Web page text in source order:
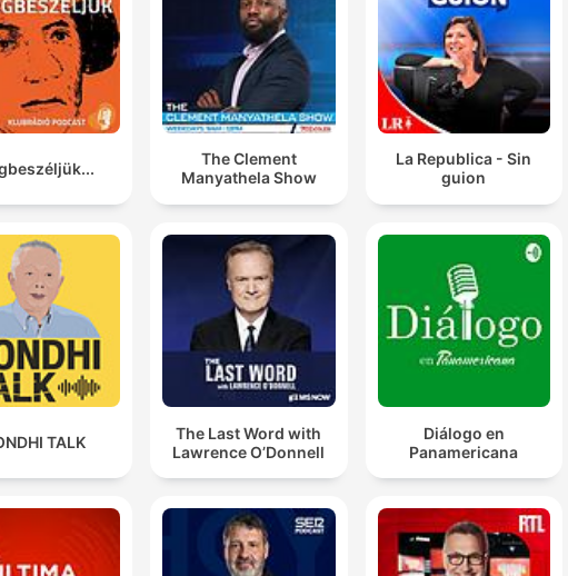
The Clement
Manyathela Show
La Republica - Sin
guion
TALK
The Last Word with
Lawrence O’Donnell
Diálogo en
Panamericana